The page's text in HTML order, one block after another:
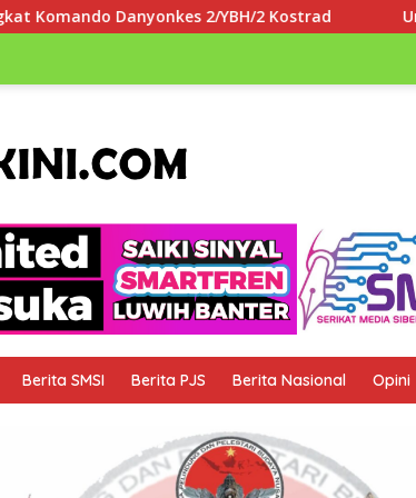
YBH/2 Kostrad Universitas Paramadina
Berita SMSI Berita PJS Berita Nasional Opini